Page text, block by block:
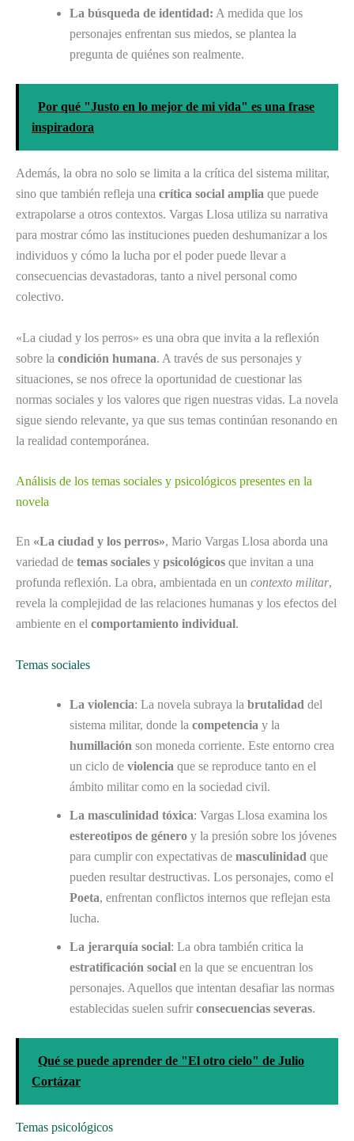
La búsqueda de identidad: A medida que los
personajes enfrentan sus miedos, se plantea la
pregunta de quiénes son realmente.
Por qué "Justo en lo mejor de mi vida" es una frase
inspiradora
Además, la obra no solo se limita a la crítica del sistema militar,
sino que también refleja una crítica social amplia que puede
extrapolarse a otros contextos. Vargas Llosa utiliza su narrativa
para mostrar cómo las instituciones pueden deshumanizar a los
individuos y cómo la lucha por el poder puede llevar a
consecuencias devastadoras, tanto a nivel personal como
colectivo.
«La ciudad y los perros» es una obra que invita a la reflexión
sobre la condición humana. A través de sus personajes y
situaciones, se nos ofrece la oportunidad de cuestionar las
normas sociales y los valores que rigen nuestras vidas. La novela
sigue siendo relevante, ya que sus temas continúan resonando en
la realidad contemporánea.
Análisis de los temas sociales y psicológicos presentes en la
novela
En «La ciudad y los perros», Mario Vargas Llosa aborda una
variedad de temas sociales y psicológicos que invitan a una
profunda reflexión. La obra, ambientada en un contexto militar,
revela la complejidad de las relaciones humanas y los efectos del
ambiente en el comportamiento individual.
Temas sociales
La violencia: La novela subraya la brutalidad del
sistema militar, donde la competencia y la
humillación son moneda corriente. Este entorno crea
un ciclo de violencia que se reproduce tanto en el
ámbito militar como en la sociedad civil.
La masculinidad tóxica: Vargas Llosa examina los
estereotipos de género y la presión sobre los jóvenes
para cumplir con expectativas de masculinidad que
pueden resultar destructivas. Los personajes, como el
Poeta, enfrentan conflictos internos que reflejan esta
lucha.
La jerarquía social: La obra también critica la
estratificación social en la que se encuentran los
personajes. Aquellos que intentan desafiar las normas
establecidas suelen sufrir consecuencias severas.
Qué se puede aprender de "El otro cielo" de Julio
Cortázar
Temas psicológicos